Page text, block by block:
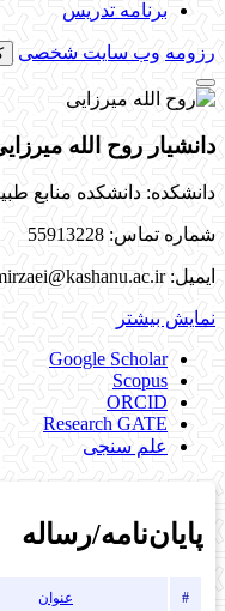
برنامه تدریس
رزومه وب سایت شخصی
دانشیار روح الله
دانشکده: دانشکده منابع
شماره تماس: 55913228
ایمیل: rmirzaei@kashanu.ac.ir
نمایش بیشتر
Google Scholar
Scopus
ORCID
Research GATE
علم سنجی
پایان‌نامه‌/رساله
# عنوان